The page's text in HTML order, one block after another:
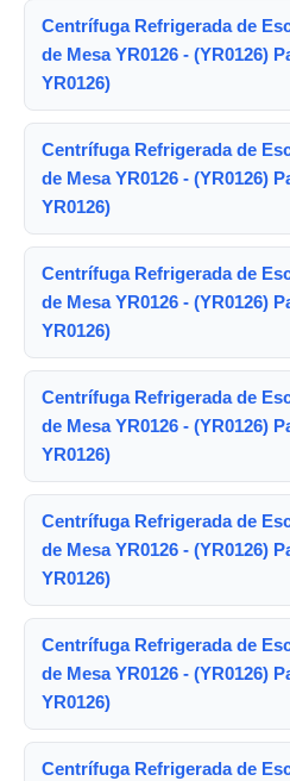
Centrífuga Refrigerada de
de Mesa YR0126 - (YR0126)
YR0126)
Centrífuga Refrigerada de
de Mesa YR0126 - (YR0126)
YR0126)
Centrífuga Refrigerada de
de Mesa YR0126 - (YR0126)
YR0126)
Centrífuga Refrigerada de
de Mesa YR0126 - (YR0126)
YR0126)
Centrífuga Refrigerada de
de Mesa YR0126 - (YR0126)
YR0126)
Centrífuga Refrigerada de
de Mesa YR0126 - (YR0126)
YR0126)
Centrífuga Refrigerada de